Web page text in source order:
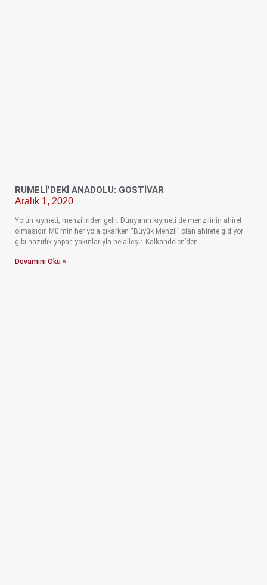
RUMELİ’DEKİ ANADOLU: GOSTİVAR
Aralık 1, 2020
Yolun kıymeti, menzilinden gelir. Dünyanın kıymeti de menzilinin ahiret
olmasıdır. Mü’min her yola çıkarken “Büyük Menzil” olan ahirete gidiyor
gibi hazırlık yapar, yakınlarıyla helalleşir. Kalkandelen’den
Devamını Oku »